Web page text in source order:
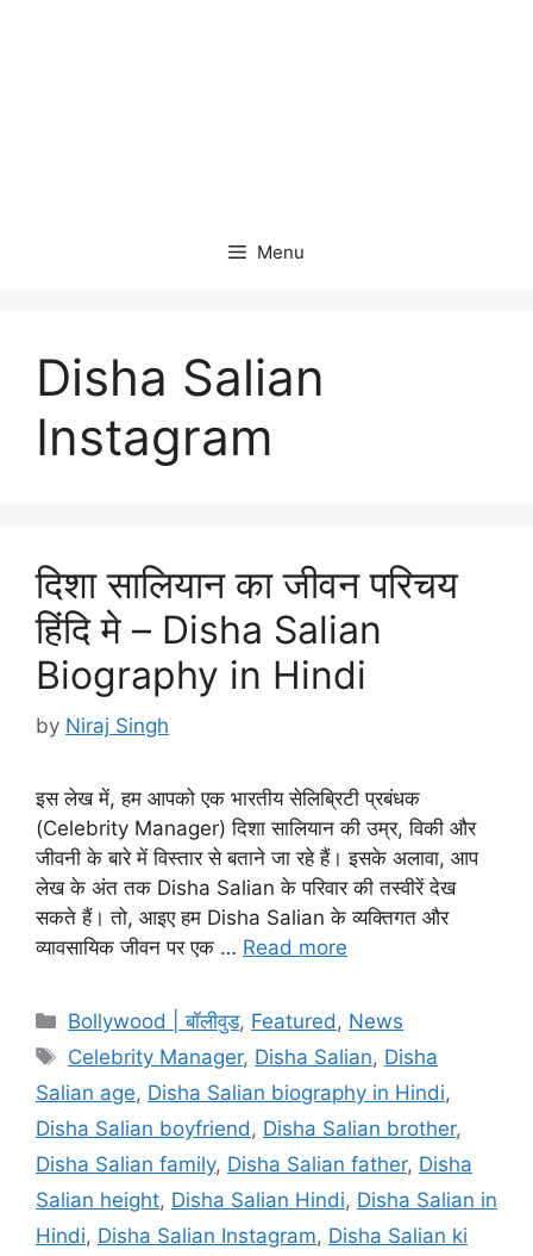
Menu
Disha Salian
Instagram
दिशा सालियान का जीवन परिचय
हिंदि मे – Disha Salian
Biography in Hindi
by Niraj Singh
इस लेख में, हम आपको एक भारतीय सेलिब्रिटी प्रबंधक
(Celebrity Manager) दिशा सालियान की उम्र, विकी और
जीवनी के बारे में विस्तार से बताने जा रहे हैं। इसके अलावा, आप
लेख के अंत तक Disha Salian के परिवार की तस्वीरें देख
सकते हैं। तो, आइए हम Disha Salian के व्यक्तिगत और
व्यावसायिक जीवन पर एक … Read more
Categories
Bollywood | बॉलीवुड, Featured, News
Tags
Celebrity Manager, Disha Salian, Disha
Salian age, Disha Salian biography in Hindi,
Disha Salian boyfriend, Disha Salian brother,
Disha Salian family, Disha Salian father, Disha
Salian height, Disha Salian Hindi, Disha Salian in
Hindi, Disha Salian Instagram, Disha Salian ki